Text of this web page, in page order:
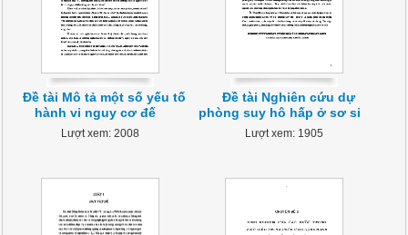
Đề tài Mô tả một số yếu tố
hành vi nguy cơ đế
Lượt xem: 2008
Đề tài Nghiên cứu dự
phòng suy hô hấp ở sơ si
Lượt xem: 1905